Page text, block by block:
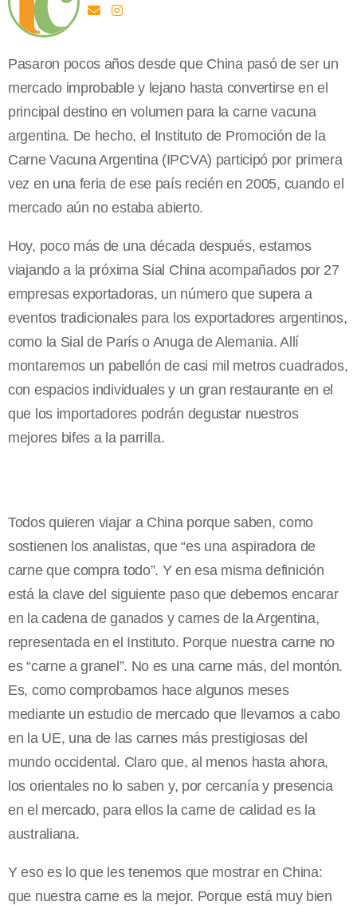
Pasaron pocos años desde que China pasó de ser un
mercado improbable y lejano hasta convertirse en el
principal destino en volumen para la carne vacuna
argentina. De hecho, el Instituto de Promoción de la
Carne Vacuna Argentina (IPCVA) participó por primera
vez en una feria de ese país recién en 2005, cuando el
mercado aún no estaba abierto.
Hoy, poco más de una década después, estamos
viajando a la próxima Sial China acompañados por 27
empresas exportadoras, un número que supera a
eventos tradicionales para los exportadores argentinos,
como la Sial de París o Anuga de Alemania. Allí
montaremos un pabellón de casi mil metros cuadrados,
con espacios individuales y un gran restaurante en el
que los importadores podrán degustar nuestros
mejores bifes a la parrilla.
Todos quieren viajar a China porque saben, como
sostienen los analistas, que “es una aspiradora de
carne que compra todo”. Y en esa misma definición
está la clave del siguiente paso que debemos encarar
en la cadena de ganados y carnes de la Argentina,
representada en el Instituto. Porque nuestra carne no
es “carne a granel”. No es una carne más, del montón.
Es, como comprobamos hace algunos meses
mediante un estudio de mercado que llevamos a cabo
en la UE, una de las carnes más prestigiosas del
mundo occidental. Claro que, al menos hasta ahora,
los orientales no lo saben y, por cercanía y presencia
en el mercado, para ellos la carne de calidad es la
australiana.
Y eso es lo que les tenemos que mostrar en China:
que nuestra carne es la mejor. Porque está muy bien